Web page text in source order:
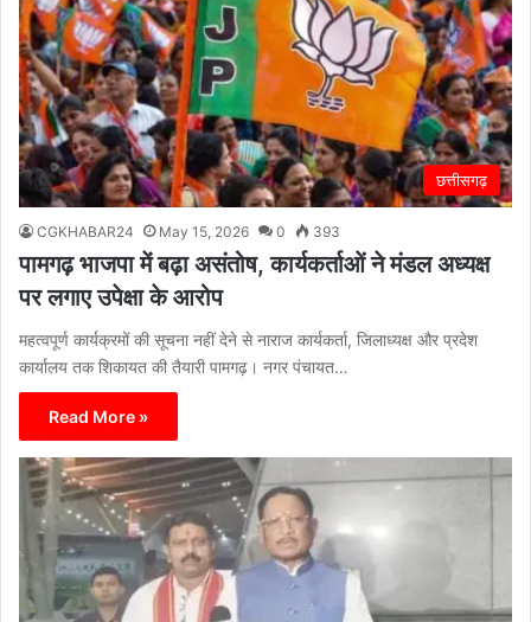
छत्तीसगढ़
CGKHABAR24 May 15, 2026 0 393
पामगढ़ भाजपा में बढ़ा असंतोष, कार्यकर्ताओं ने मंडल अध्यक्ष
पर लगाए उपेक्षा के आरोप
महत्वपूर्ण कार्यक्रमों की सूचना नहीं देने से नाराज कार्यकर्ता, जिलाध्यक्ष और प्रदेश
कार्यालय तक शिकायत की तैयारी पामगढ़। नगर पंचायत…
Read More »